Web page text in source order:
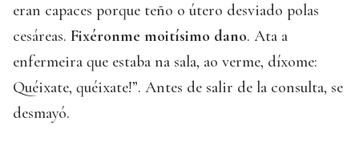
eran capaces porque teño o útero desviado polas
cesáreas. Fixéronme moitísimo dano. Ata a
enfermeira que estaba na sala, ao verme, díxome:
Quéixate, quéixate!”. Antes de salir de la consulta, se
desmayó.